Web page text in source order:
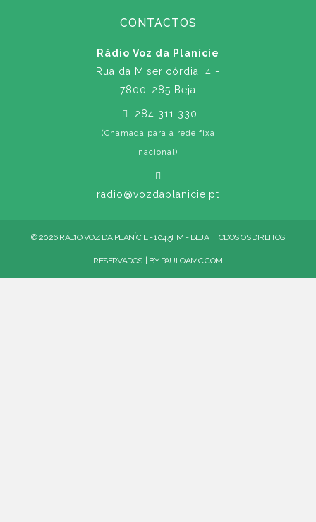
CONTACTOS
Rádio Voz da Planície
Rua da Misericórdia, 4 -
7800-285 Beja
284 311 330
(Chamada para a rede fixa
nacional)
radio@vozdaplanicie.pt
© 2026 RÁDIO VOZ DA PLANÍCIE - 104.5FM - BEJA | TODOS OS DIREITOS
RESERVADOS. | BY PAULOAMC.COM